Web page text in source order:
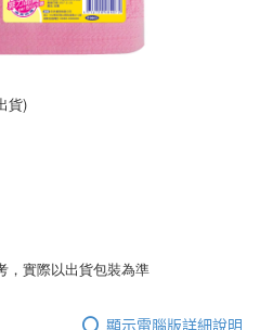
依據個別帳號之用戶狀況，依本公司即
額度不足之情形，本公司將視審查結果
貨)
，實際以出貨包裝為準
顯示電腦版詳細說明